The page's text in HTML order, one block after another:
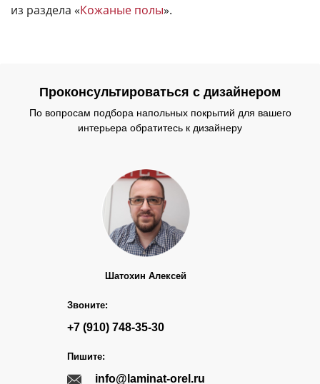
из раздела «Кожаные полы».
Проконсультироваться с дизайнером
По вопросам подбора напольных покрытий для вашего
интерьера обратитесь к дизайнеру
Шатохин Алексей
Звоните:
+7 (910) 748-35-30
Пишите:
info@laminat-orel.ru